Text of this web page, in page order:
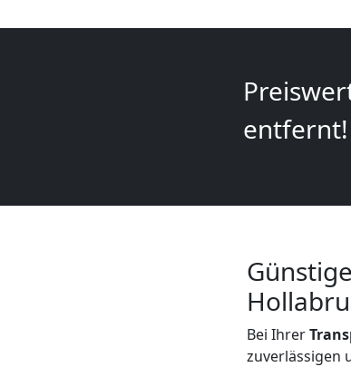
entfernt!
Bei Ihrer
zuverlässigen
Mann